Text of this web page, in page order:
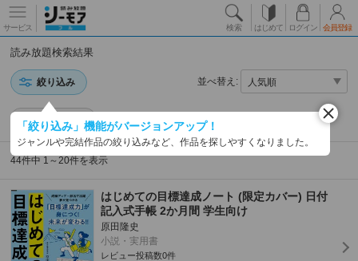
サービス 検索 はじめて ログイン 会員登録
読み放題検索結果
絞り込み 並べ替え:
「絞り込み」機能がバージョンアップ！
ジャンルや完結作品の絞り込みなど、作品を探しやすくなりました。
日記・書簡
44件中 1～20件を表示
はじめての目標達成ノート (限定カバー) 日付
記入式手帳 2か月間 学生向け
原田隆史
小説・実用書
レビュー投稿数0件